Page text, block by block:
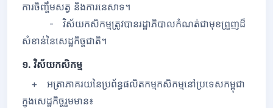
ការចិញ្ចឹមសត្វ និងការនេសាទ។
- វិស័យកសិកម្មត្រូវបានរដ្ឋាភិបាលកំណត់ជាមុខព្រួញដ៏
សំខាន់នៃសេដ្ឋកិច្ចជាតិ។
១. វិស័យកសិកម្ម
+ អត្រាភាគរយនៃប្រព័ន្ធផលិតកម្មកសិកម្មនៅប្រទេសកម្ពុជា
ក្នុងសេដ្ឋកិច្ចរួមមាន៖